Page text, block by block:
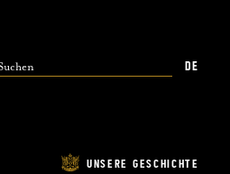
UNSERE GESCHICHTE
DE